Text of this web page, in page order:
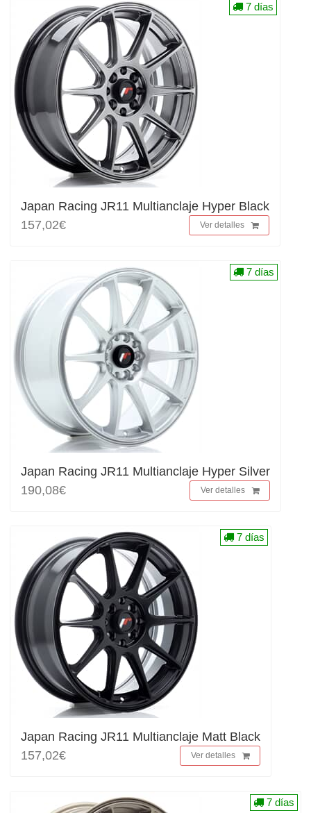
Japan Racing JR11 Multianclaje Hyper Black
157,02€
Ver detalles
7 días
Japan Racing JR11 Multianclaje Hyper Silver
190,08€
Ver detalles
7 días
Japan Racing JR11 Multianclaje Matt Black
157,02€
Ver detalles
7 días
7 días